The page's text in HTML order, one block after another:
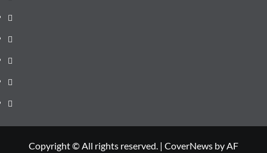
Sănătate
Litoral
Joburi
Politică
Comunicate
Copyright © All rights reserved. | CoverNews by AF